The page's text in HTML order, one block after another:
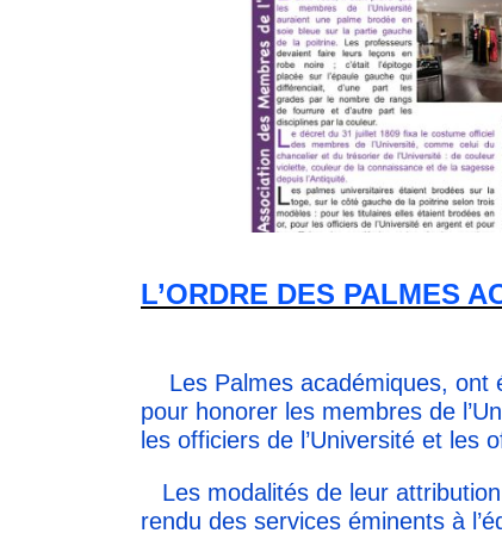
L’ORDRE DES PALMES
Les Palmes académiques, ont
pour honorer les membres de
les officiers de l’Université et les
Les modalités de leur
rendu des services éminents à